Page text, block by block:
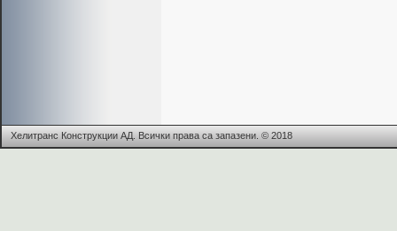
Хелитранс Конструкции АД. Всички права са запазени. © 2018